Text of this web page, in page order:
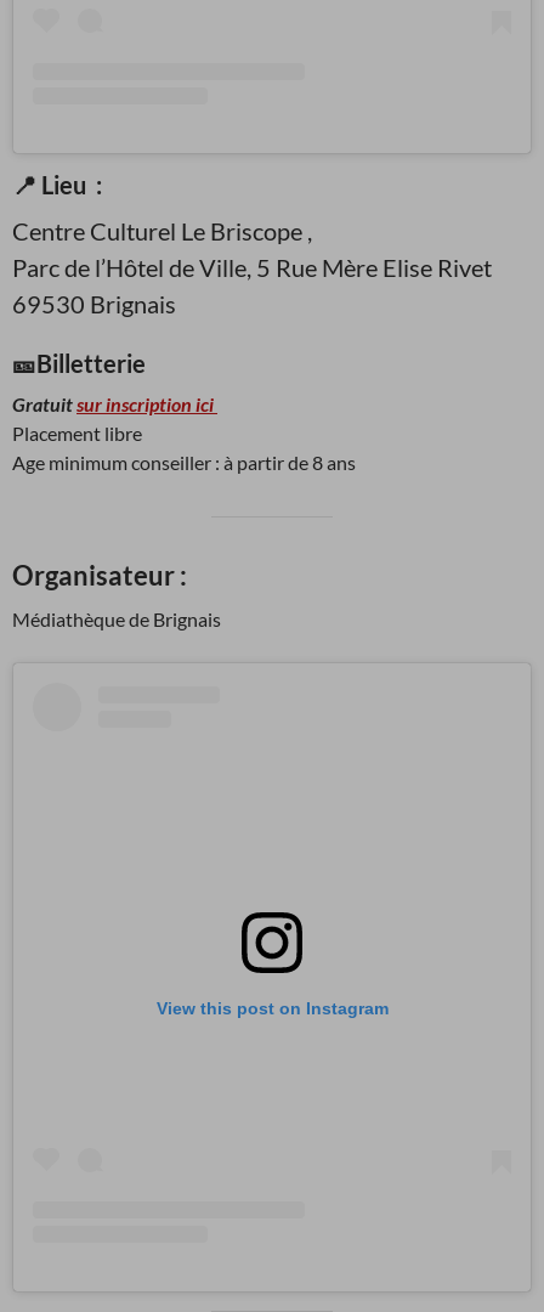
📍 Lieu :
Centre Culturel Le Briscope ,
Parc de l’Hôtel de Ville, 5 Rue Mère Elise Rivet
69530 Brignais
🎫Billetterie
Gratuit sur inscription ici
Placement libre
Age minimum conseiller : à partir de 8 ans
Organisateur :
Médiathèque de Brignais
View this post on Instagram